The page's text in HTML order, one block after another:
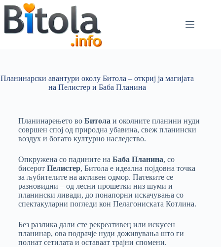
Планинарски авантури околу Битола – откриј ја магијата
на Пелистер и Баба Планина
Планинарењето во Битола и околните планини нуди
совршен спој од природна убавина, свеж планински
воздух и богато културно наследство.
Опкружена со падините на Баба Планина, со
бисерот Пелистер, Битола е идеална појдовна точка
за љубителите на активен одмор. Патеките се
разновидни – од лесни прошетки низ шуми и
планински ливади, до понапорни искачувања со
спектакуларни погледи кон Пелагониската Котлина.
Без разлика дали сте рекреативец или искусен
планинар, ова подрачје нуди доживувања што ги
полнат сетилата и оставаат трајни спомени.